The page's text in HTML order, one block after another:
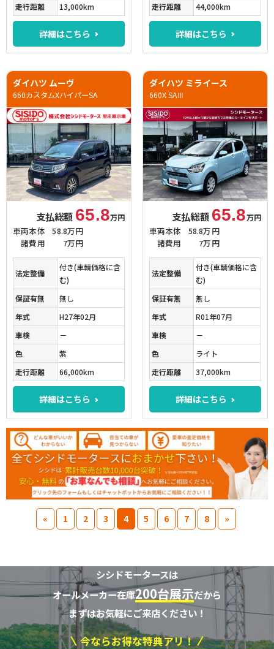
走行距離
13,000km
詳細はこちら
走行距離
44,000km
詳細はこちら
ダイハツ ムーヴ
660カスタムXハイパーSA
支払総額 65.8万円
車両本体
58.8万円
諸費用
7万円
法定整備
付き(車輌価格に含
む)
保証有無
無し
年式
H27年02月
車検
－
色
紫
走行距離
66,000km
詳細はこちら
ダイハツ ミライース
660X SAⅢ
支払総額 65.8万円
車両本体
58.8万円
諸費用
7万円
法定整備
付き(車輌価格に含
む)
保証有無
無し
年式
R01年07月
車検
－
色
ライト
走行距離
37,000km
詳細はこちら
« 1 2 3 4 5 6 7 8 »
シシドモータースは
オールメーカー在庫200台展示だから
まずはお気軽にご来店ください！
今ならお得な特典アリ！